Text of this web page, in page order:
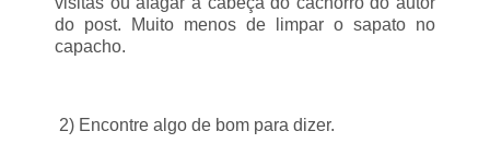
do post. Muito menos de limpar o sapato no
capacho.
2) Encontre algo de bom para dizer.